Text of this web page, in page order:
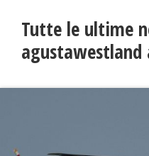
Tutte le ultime
agustawestland